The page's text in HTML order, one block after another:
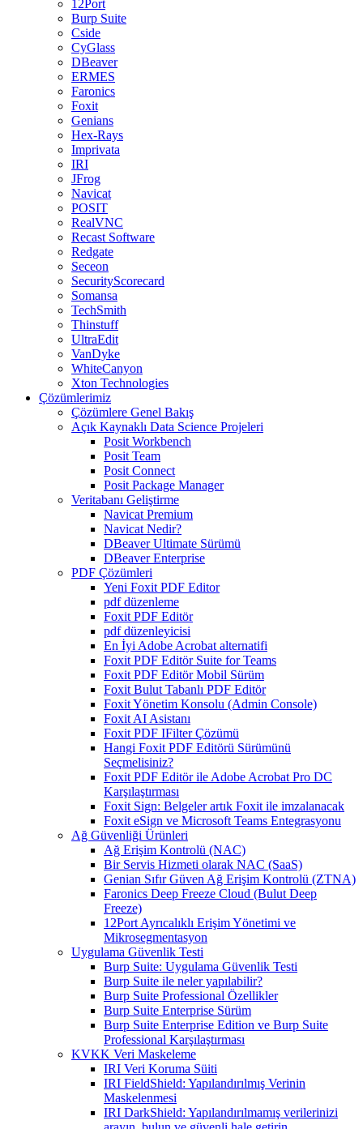
12Port
Burp Suite
Cside
CyGlass
DBeaver
ERMES
Faronics
Foxit
Genians
Hex-Rays
Imprivata
IRI
JFrog
Navicat
POSIT
RealVNC
Recast Software
Redgate
Seceon
SecurityScorecard
Somansa
TechSmith
Thinstuff
UltraEdit
VanDyke
WhiteCanyon
Xton Technologies
Çözümlerimiz
Çözümlere Genel Bakış
Açık Kaynaklı Data Science Projeleri
Posit Workbench
Posit Team
Posit Connect
Posit Package Manager
Veritabanı Geliştirme
Navicat Premium
Navicat Nedir?
DBeaver Ultimate Sürümü
DBeaver Enterprise
PDF Çözümleri
Yeni Foxit PDF Editor
pdf düzenleme
Foxit PDF Editör
pdf düzenleyicisi
En İyi Adobe Acrobat alternatifi
Foxit PDF Editör Suite for Teams
Foxit PDF Editör Mobil Sürüm
Foxit Bulut Tabanlı PDF Editör
Foxit Yönetim Konsolu (Admin Console)
Foxit AI Asistanı
Foxit PDF IFilter Çözümü
Hangi Foxit PDF Editörü Sürümünü
Seçmelisiniz?
Foxit PDF Editör ile Adobe Acrobat Pro DC
Karşılaştırması
Foxit Sign: Belgeler artık Foxit ile imzalanacak
Foxit eSign ve Microsoft Teams Entegrasyonu
Ağ Güvenliği Ürünleri
Ağ Erişim Kontrolü (NAC)
Bir Servis Hizmeti olarak NAC (SaaS)
Genian Sıfır Güven Ağ Erişim Kontrolü (ZTNA)
Faronics Deep Freeze Cloud (Bulut Deep
Freeze)
12Port Ayrıcalıklı Erişim Yönetimi ve
Mikrosegmentasyon
Uygulama Güvenlik Testi
Burp Suite: Uygulama Güvenlik Testi
Burp Suite ile neler yapılabilir?
Burp Suite Professional Özellikler
Burp Suite Enterprise Sürüm
Burp Suite Enterprise Edition ve Burp Suite
Professional Karşılaştırması
KVKK Veri Maskeleme
IRI Veri Koruma Süiti
IRI FieldShield: Yapılandırılmış Verinin
Maskelenmesi
IRI DarkShield: Yapılandırılmamış verilerinizi